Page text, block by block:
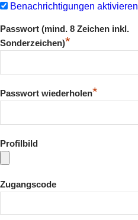
Benachrichtigungen aktivieren
Passwort (mind. 8 Zeichen inkl.
Sonderzeichen)*
Passwort wiederholen*
Profilbild
Zugangscode